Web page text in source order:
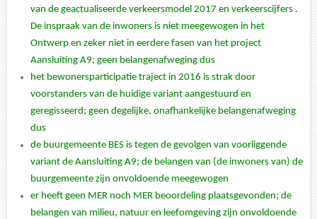
van de geactualiseerde verkeersmodel 2017 en verkeerscijfers .
De inspraak van de inwoners is niet meegewogen in het
Ontwerp en zeker niet in eerdere fasen van het project
Aansluiting A9; geen belangenafweging dus
het bewonersparticipatie traject in 2016 is strak door
voorstanders van de huidige variant aangestuurd en
geregisseerd; geen degelijke, onafhankelijke belangenafweging
dus
de buurgemeente BES is tegen de gevolgen van voorliggende
variant de Aansluiting A9; de belangen van (de inwoners van) de
buurgemeente zijn onvoldoende meegewogen
er heeft geen MER noch MER beoordeling plaatsgevonden; de
belangen van milieu, natuur en leefomgeving zijn onvoldoende